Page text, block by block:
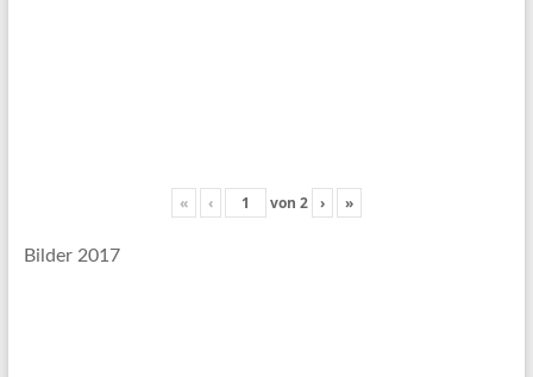
« ‹ von 2 › »
Bilder 2017